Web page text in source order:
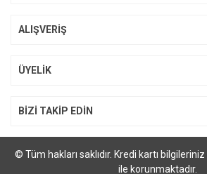
ALIŞVERİŞ
ÜYELİK
BİZİ TAKİP EDİN
© Tüm hakları saklıdır. Kredi kartı
ile korunmaktadır.